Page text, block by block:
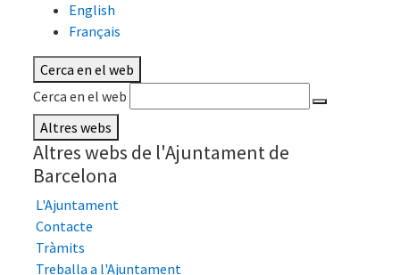
English
Français
Cerca en el web
Cerca en el web
Altres webs
Altres webs de l'Ajuntament de
Barcelona
L'Ajuntament
Contacte
Tràmits
Treballa a l'Ajuntament